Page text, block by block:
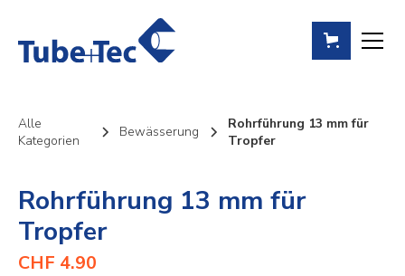
Alle
Kategorien
Bewässerung
Rohrführung 13 mm für
Tropfer
Rohrführung 13 mm für
Tropfer
CHF 4.90